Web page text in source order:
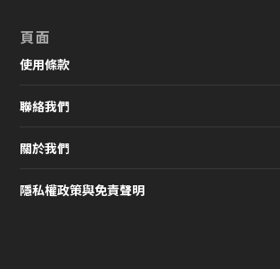
頁面
使用條款
聯絡我們
關於我們
隱私權政策與免責聲明